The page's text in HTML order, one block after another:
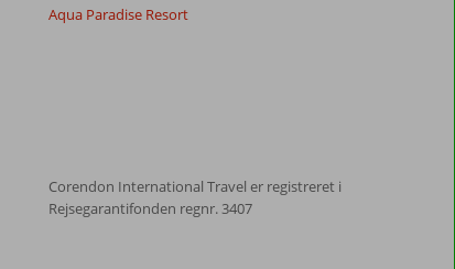
Aqua Paradise Resort
Corendon International Travel er registreret i
Rejsegarantifonden regnr. 3407